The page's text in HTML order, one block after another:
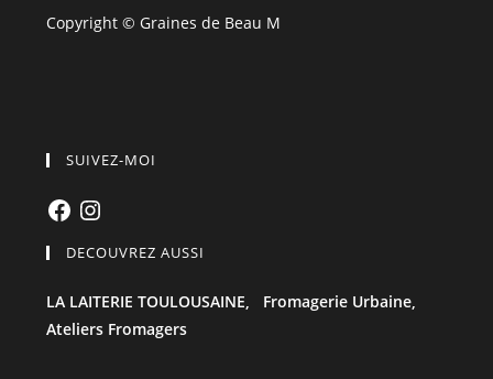
Copyright © Graines de Beau M
SUIVEZ-MOI
FacebookInstagram
DECOUVREZ AUSSI
LA LAITERIE TOULOUSAINE, Fromagerie Urbaine,
Ateliers Fromagers